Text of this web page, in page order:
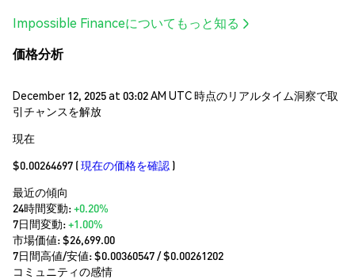
Impossible Financeについてもっと知る
価格分析
December 12, 2025 at 03:02 AM UTC 時点のリアルタイム洞察で取
引チャンスを解放
現在
$0.00264697 (現在の価格を確認 )
最近の傾向
24時間変動:+0.20%
7日間変動:+1.00%
市場価値:$26,699.00
7日間高値/安値: $0.00360547/ $0.00261202
コミュニティの感情